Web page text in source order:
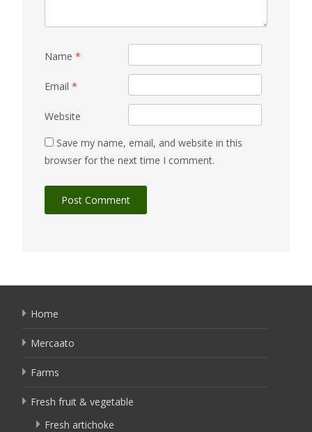
Name *
Email *
Website
Save my name, email, and website in this
browser for the next time I comment.
Home
Mercaato
Farms
Fresh fruit & vegetable
Fresh artichoke